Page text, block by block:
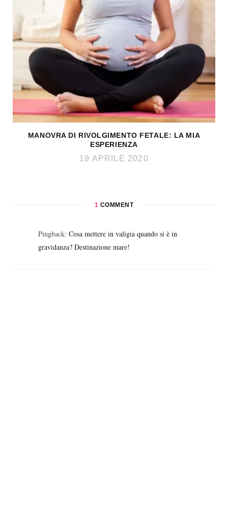
MANOVRA DI RIVOLGIMENTO FETALE: LA MIA
ESPERIENZA
19 APRILE 2020
1 COMMENT
Pingback: Cosa mettere in valigia quando si è in
gravidanza? Destinazione mare!